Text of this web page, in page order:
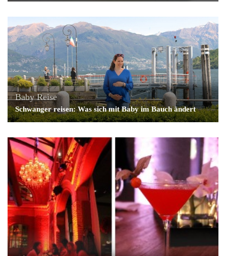
Baby Reise
Schwanger reisen: Was sich mit Baby im Bauch ändert